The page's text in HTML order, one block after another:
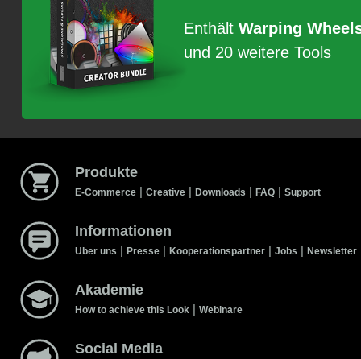
Enthält Warping
und 20 weitere Tools
Produkte
E-Commerce | Creative | Downloads | FAQ | Support
Informationen
Über uns | Presse | Kooperationspartner | Jobs | Newsletter
Akademie
How to achieve this Look | Webinare
Social Media